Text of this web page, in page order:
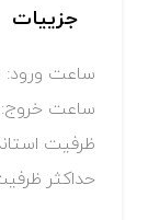
جزییات
ساعت ورود:
ساعت خروج:
ظرفیت
حداکثر